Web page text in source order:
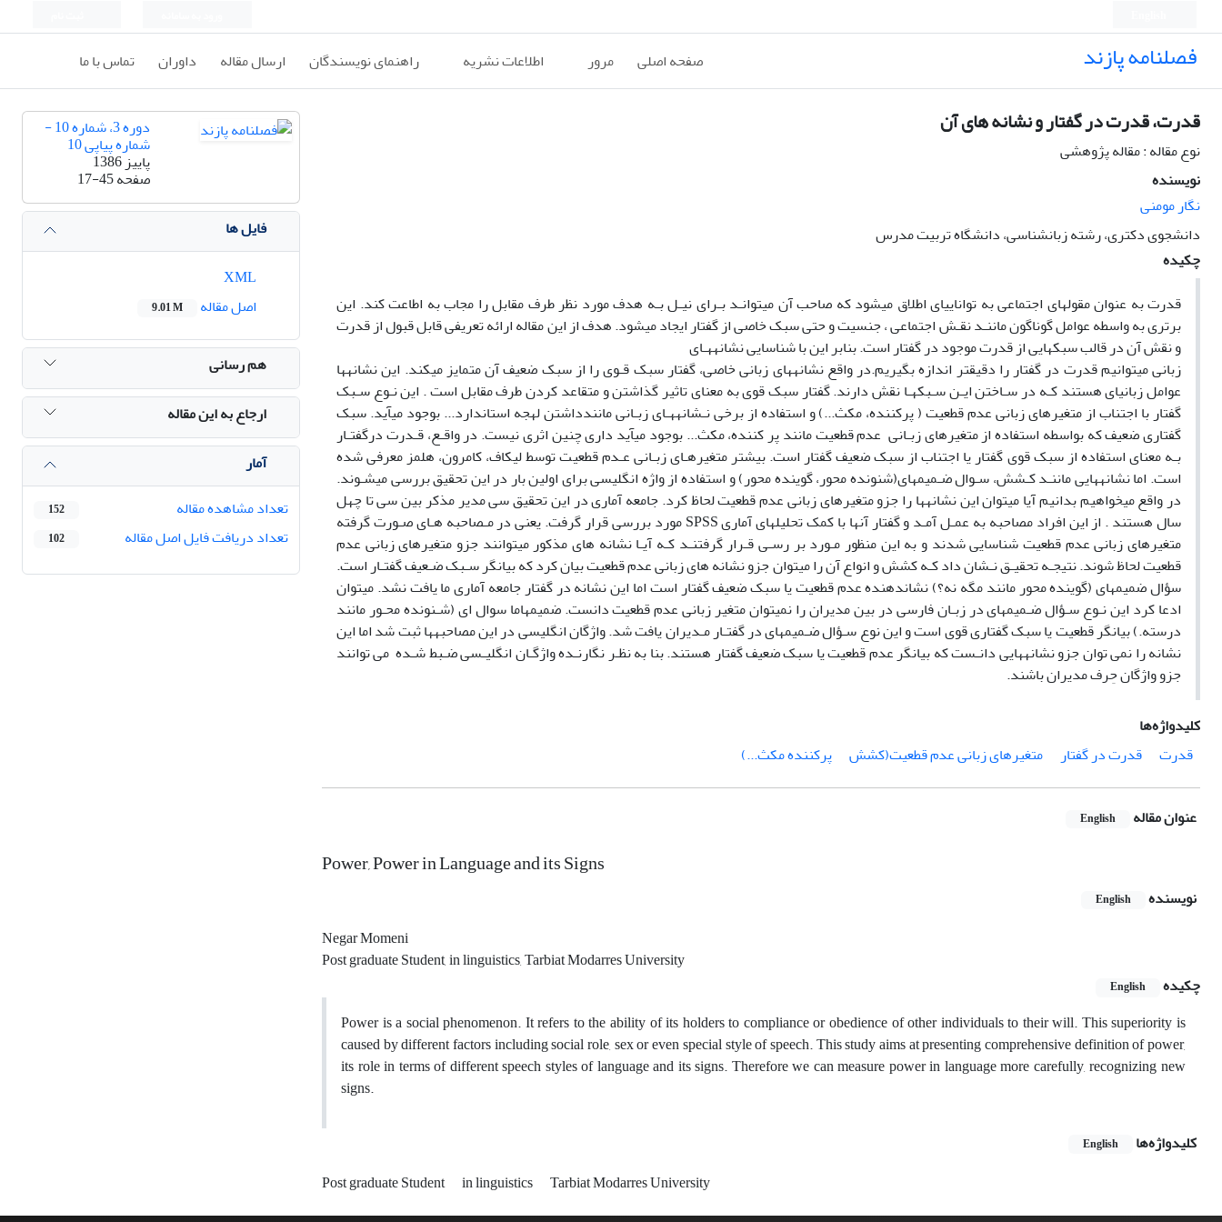
فصلنامه پازند صفحه اصلی مرور اطلاعات نشریه راهنمای نویسندگان ارسال مقاله داوران تماس با ما
قدرت، قدرت در گفتار و نشانه های آن
نوع مقاله : مقاله پژوهشی
نویسنده
نگار مومنی
دانشجوی دکتری، رشته زبانشناسی، دانشگاه تربیت مدرس
چکیده
قدرت به عنوان مقولهای اجتماعی به تواناییای اطلاق میشود که صاحب آن میتوانـد بـرای نیـل بـه هدف مورد نظر طرف مقابل را مجاب به اطاعت کند. این
برتری به واسطه عوامل گوناگون ماننـد نقـش اجتماعی ، جنسیت و حتی سبک خاصی از گفتار ایجاد میشود. هدف از این مقاله ارائه تعریفی قابل قبول از قدرت
و نقش آن در قالب سبکهایی از قدرت موجود در گفتار است. بنابر این با شناسایی نشانههـای
زبانی میتوانیم قدرت در گفتار را دقیقتر اندازه بگیریم.در واقع نشانههای زبانی خاصی، گفتار سبک قـوی را از سبک ضعیف آن متمایز میکند. این نشانهها
عوامل زبانیای هستند کـه در سـاختن ایـن سـبکهـا نقش دارند. گفتار سبک قوی به معنای تاثیر گذاشتن و متقاعد کردن طرف مقابل است . این نـوع سـبک
گفتار با اجتناب از متغیرهای زبانی عدم قطعیت ( پرکننده، مکث...) و استفاده از برخی نـشانههـای زبـانی مانندداشتن لهجه استاندارد... بوجود میآید. سبک
گفتاری ضعیف که بواسطه استفاده از متغیرهای زبـانی عدم قطعیت مانند پر کننده، مکث... بوجود میآید داری چنین اثری نیست. در واقـع، قـدرت درگفتـار
بـه معنای استفاده از سبک قوی گفتار یا اجتناب از سبک ضعیف گفتار است. بیشتر متغیرهـای زبـانی عـدم قطعیت توسط لیکاف، کامرون، هلمز معرفی شده
است. اما نشانههایی ماننـد کـشش، سـوال ضـمیمهای(شنونده محور، گوینده محور) و استفاده از واژه انگلیسی برای اولین بار در این تحقیق بررسی میشـوند.
در واقع میخواهیم بدانیم آیا میتوان این نشانهها را جزو متغیرهای زبانی عدم قطعیت لحاظ کرد. جامعه آماری در این تحقیق سی مدیر مذکر بین سی تا چهل
سال هستند . از این افراد مصاحبه به عمـل آمـد و گفتار آنها با کمک تحلیلهای آماری SPSS مورد بررسی قرار گرفت. یعنی در مـصاحبه هـای صـورت گرفته
متغیرهای زبانی عدم قطعیت شناسایی شدند و به این منظور مـورد بر رسـی قـرار گرفتنـد کـه آیـا نشانه های مذکور میتوانند جزو متغیرهای زبانی عدم
قطعیت لحاظ شوند. نتیجـه تحقیـق نـشان داد کـه کشش و انواع آن را میتوان جزو نشانه های زبانی عدم قطعیت بیان کرد که بیانگر سـبک ضـعیف گفتـار است.
سؤال ضمیمهای (گوینده محور مانند مگه نه؟) نشاندهنده عدم قطعیت یا سبک ضعیف گفتار است اما این نشانه در گفتار جامعه آماری ما یافت نشد. میتوان
ادعا کرد این نـوع سـؤال ضـمیمهای در زبـان فارسی در بین مدیران را نمیتوان متغیر زبانی عدم قطعیت دانست. ضمیمهاما سوال ای (شـنونده محـور مانند
درسته.) بیانگر قطعیت یا سبک گفتاری قوی است و این نوع سـؤال ضـمیمهای در گفتـار مـدیران یافت شد. واژگان انگلیسی در این مصاحبهها ثبت شد اما این
نشانه را نمی توان جزو نشانههایی دانـست که بیانگر عدم قطعیت یا سبک ضعیف گفتار هستند. بنا به نظـر نگارنـده واژگـان انگلیـسی ضـبط شـده می توانند
جزو واژگان حِرف مدیران باشند.
کلیدواژه‌ها
قدرت
قدرت در گفتار متغیرهای زبانی عدم قطعیت(کشش پرکننده مکث...)
عنوان مقاله English
Power, Power in Language and its Signs
نویسنده English
Negar Momeni
Post graduate Student, in linguistics, Tarbiat Modarres University
چکیده
English
Power is a social phenomenon. It refers to the ability of its holders to compliance or obedience of other individuals to their will. This superiority is
caused by different factors including social role, sex or even special style of speech. This study aims at presenting comprehensive definition of power,
its role in terms of different speech styles of language and its signs. Therefore we can measure power in language more carefully, recognizing new
signs.
کلیدواژه‌ها
English
Post graduate Student in linguistics Tarbiat Modarres University
دوره 3، شماره 10 -
شماره پیاپی 10
پاییز 1386
صفحه17-45
فایل ها
اصل مقاله
9.01 M
هم رسانی
ارجاع به این مقاله
آمار
تعداد مشاهده مقاله
152
تعداد دریافت فایل اصل مقاله 102